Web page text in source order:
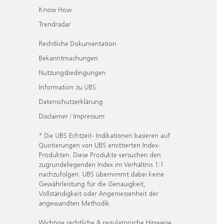
Know How
Trendradar
Rechtliche Dokumentation
Bekanntmachungen
Nutzungsbedingungen
Information zu UBS
Datenschutzerklärung
Disclaimer / Impressum
* Die UBS Echtzeit- Indikationen basieren auf
Quotierungen von UBS emittierten Index-
Produkten. Diese Produkte versuchen den
zugrundeliegenden Index im Verhältnis 1:1
nachzufolgen. UBS übernimmt dabei keine
Gewährleistung für die Genauigkeit,
Vollständigkeit oder Angemessenheit der
angewandten Methodik.